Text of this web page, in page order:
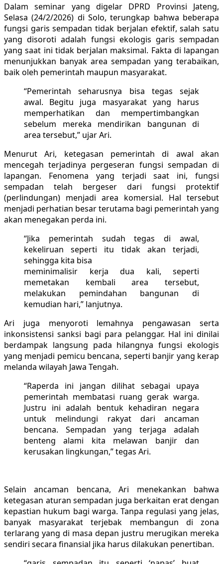
Dalam seminar yang digelar DPRD Provinsi Jateng,
Selasa (24/2/2026) di Solo, terungkap bahwa beberapa
fungsi garis sempadan tidak berjalan efektif, salah satu
yang disoroti adalah fungsi ekologis garis sempadan
yang saat ini tidak berjalan maksimal. Fakta di lapangan
menunjukkan banyak area sempadan yang terabaikan,
baik oleh pemerintah maupun masyarakat.
“Pemerintah seharusnya bisa tegas sejak
awal. Begitu juga masyarakat yang harus
memperhatikan dan mempertimbangkan
sebelum mereka mendirikan bangunan di
area tersebut,” ujar Ari.
Menurut Ari, ketegasan pemerintah di awal akan
mencegah terjadinya pergeseran fungsi sempadan di
lapangan. Fenomena yang terjadi saat ini, fungsi
sempadan telah bergeser dari fungsi protektif
(perlindungan) menjadi area komersial. Hal tersebut
menjadi perhatian besar terutama bagi pemerintah yang
akan menegakan perda ini.
“Jika pemerintah sudah tegas di awal,
kekeliruan seperti itu tidak akan terjadi,
sehingga kita bisa
meminimalisir kerja dua kali, seperti
memetakan kembali area tersebut,
melakukan pemindahan bangunan di
kemudian hari,” lanjutnya.
Ari juga menyoroti lemahnya pengawasan serta
inkonsistensi sanksi bagi para pelanggar. Hal ini dinilai
berdampak langsung pada hilangnya fungsi ekologis
yang menjadi pemicu bencana, seperti banjir yang kerap
melanda wilayah Jawa Tengah.
“Raperda ini jangan dilihat sebagai upaya
pemerintah membatasi ruang gerak warga.
Justru ini adalah bentuk kehadiran negara
untuk melindungi rakyat dari ancaman
bencana. Sempadan yang terjaga adalah
benteng alami kita melawan banjir dan
kerusakan lingkungan,” tegas Ari.
Selain ancaman bencana, Ari menekankan bahwa
ketegasan aturan sempadan juga berkaitan erat dengan
kepastian hukum bagi warga. Tanpa regulasi yang jelas,
banyak masyarakat terjebak membangun di zona
terlarang yang di masa depan justru merugikan mereka
sendiri secara finansial jika harus dilakukan penertiban.